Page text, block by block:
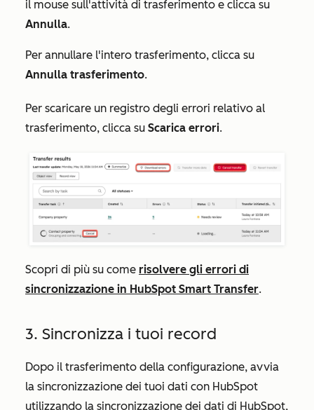
il mouse sull'attività di trasferimento e clicca su
Annulla.
Per annullare l'intero trasferimento, clicca su
Annulla trasferimento.
Per scaricare un registro degli errori relativo al
trasferimento, clicca su Scarica errori.
Scopri di più su come risolvere gli errori di
sincronizzazione in HubSpot Smart Transfer.
3. Sincronizza i tuoi record
Dopo il trasferimento della configurazione, avvia
la sincronizzazione dei tuoi dati con HubSpot
utilizzando la sincronizzazione dei dati di HubSpot,